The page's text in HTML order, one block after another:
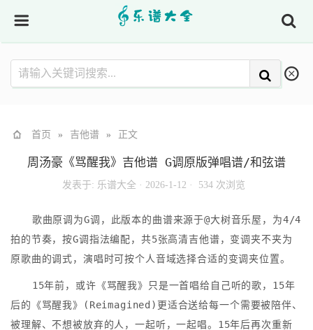
首页 » 吉他谱 » 正文
周汤豪《骂醒我》吉他谱 G调原版弹唱谱/和弦谱
发表于: 乐谱大全 · 2026-1-12 · 534 次浏览
歌曲原调为G调，此版本的曲谱来源于@大树音乐屋，为4/4
拍的节奏，按G调指法编配，共5张高清吉他谱，变调夹不夹为
原歌曲的调式，演唱时可按个人音域选择合适的变调夹位置。
15年前，或许《骂醒我》只是一首唱给自己听的歌，15年
后的《骂醒我》(Reimagined)更适合送给每一个需要被陪伴、
被理解、不想被放弃的人，一起听，一起唱。15年后再次重新